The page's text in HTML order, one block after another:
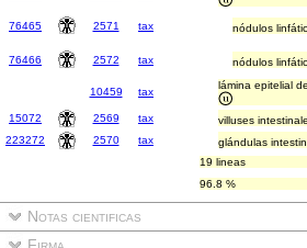
76465 2571 tax nódulos
76466 2572 tax nódulos
10459 tax
lámina epitelial
15072 2569 tax
villuses
223272
2570 tax
glándulas
19 lineas
96.8 %
Notas cientificas